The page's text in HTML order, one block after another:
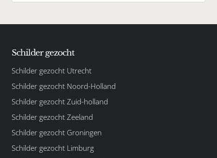
Schilder gezocht
Schilder gezocht Utrecht
Schilder gezocht Noord-Holland
Schilder gezocht Zuid-holland
Schilder gezocht Zeeland
Schilder gezocht Groningen
Schilder gezocht Limburg